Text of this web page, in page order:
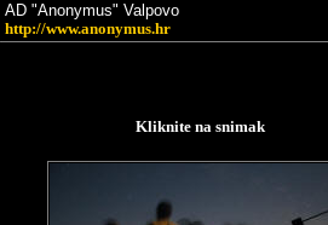
AD "Anonymus" Valpovo
http://www.anonymus.hr
Kliknite na snimak